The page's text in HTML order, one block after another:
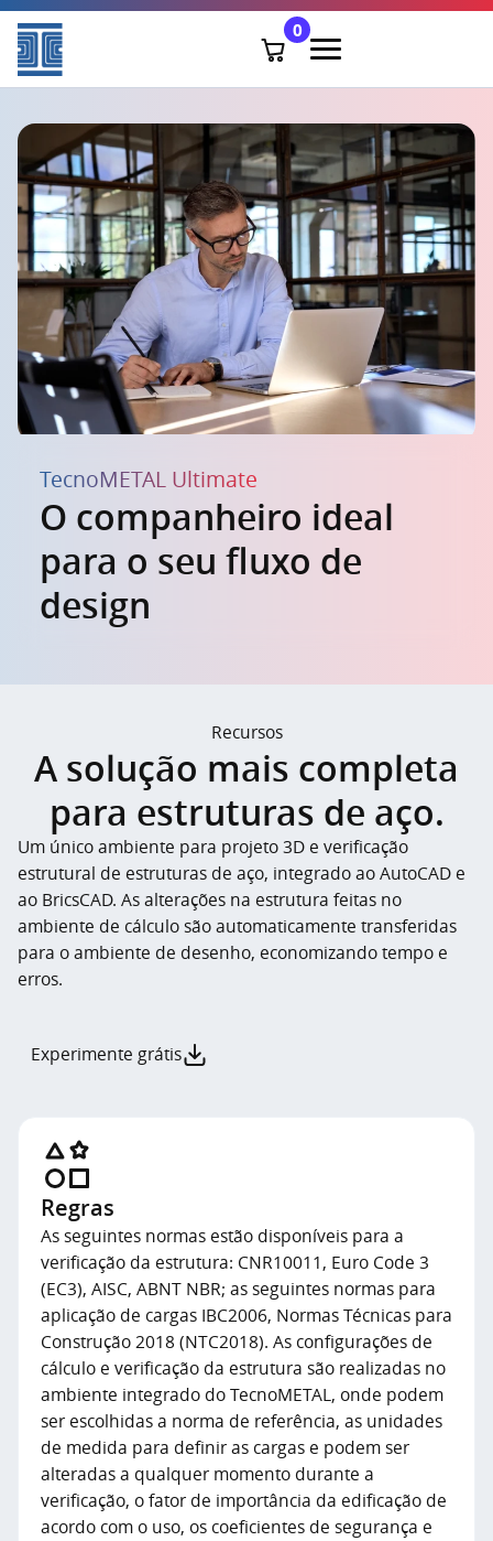
0
TecnoMETAL Ultimate
O companheiro ideal
para o seu fluxo de
design
Recursos
A solução mais completa
para estruturas de aço.
Um único ambiente para projeto 3D e verificação
estrutural de estruturas de aço, integrado ao AutoCAD e
ao BricsCAD. As alterações na estrutura feitas no
ambiente de cálculo são automaticamente transferidas
para o ambiente de desenho, economizando tempo e
erros.
Experimente grátis
Regras
As seguintes normas estão disponíveis para a
verificação da estrutura: CNR10011, Euro Code 3
(EC3), AISC, ABNT NBR; as seguintes normas para
aplicação de cargas IBC2006, Normas Técnicas para
Construção 2018 (NTC2018). As configurações de
cálculo e verificação da estrutura são realizadas no
ambiente integrado do TecnoMETAL, onde podem
ser escolhidas a norma de referência, as unidades
de medida para definir as cargas e podem ser
alteradas a qualquer momento durante a
verificação, o fator de importância da edificação de
acordo com o uso, os coeficientes de segurança e